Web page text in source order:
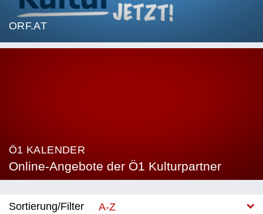
ORF.AT
Ö1 KALENDER
Online-Angebote der Ö1 Kulturpartner
Sortierung/Filter
A-Z